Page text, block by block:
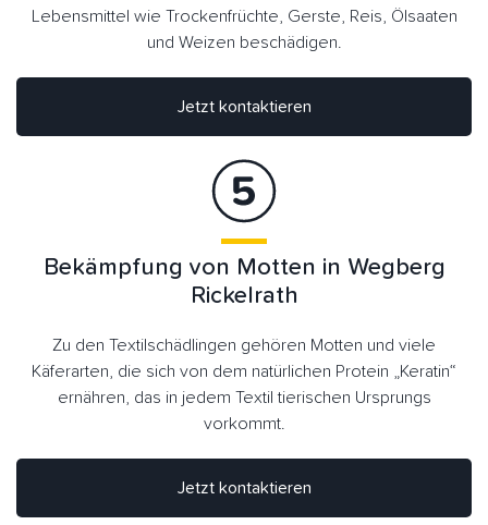
Jetzt kontaktieren
Lebensmittel wie Trockenfrüchte, Gerste, Reis, Ölsaaten
und Weizen beschädigen.
Bekämpfung von Motten in Wegberg
Rickelrath
Zu den Textilschädlingen gehören Motten und viele
Käferarten, die sich von dem natürlichen Protein „Keratin“
ernähren, das in jedem Textil tierischen Ursprungs
vorkommt.
Jetzt kontaktieren